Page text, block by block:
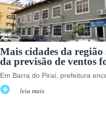
Mais cidades da
da previsão de ventos
Em Barra do Piraí, prefeitura
leia mais